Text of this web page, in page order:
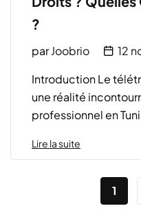
?
parJoobrio
12
Introduction Le
une réalité
professionnel en
Lire la suite
1